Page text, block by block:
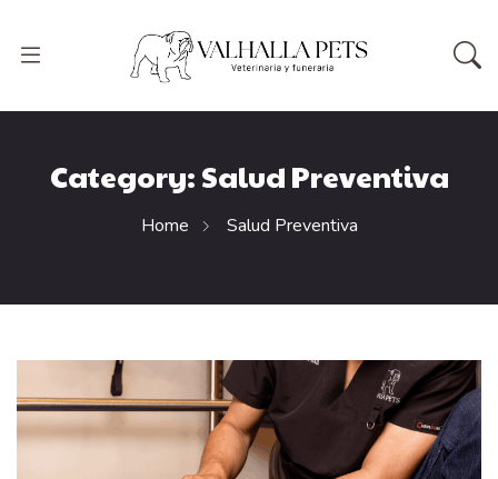
Category:Salud Preventiva
Home Salud Preventiva